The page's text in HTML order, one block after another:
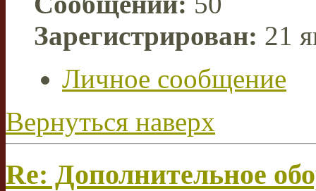
Зарегистрирован: 21
Личное сообщение
Вернуться наверх
Re: Дополнительное